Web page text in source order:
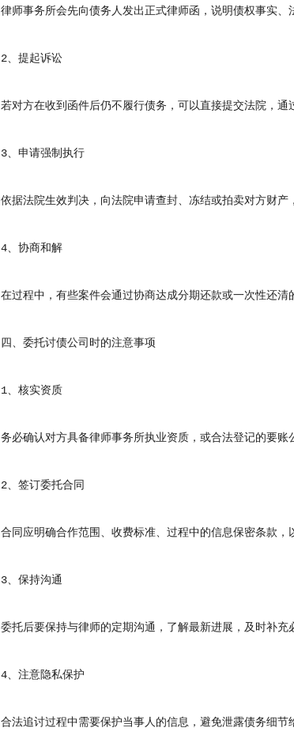
事务所会先向债务人发出正式律师函，说明债权事实、
提起诉讼
方在收到函件后仍不履行债务，可以直接提交法院，通
申请强制执行
法院生效判决，向法院申请查封、冻结或拍卖对方财产
协商和解
程中，有些案件会通过协商达成分期还款或一次性还清
委托讨债公司时的注意事项
核实资质
确认对方具备律师事务所执业资质，或合法登记的要账
签订委托合同
应明确合作范围、收费标准、过程中的信息保密条款，
保持沟通
后要保持与律师的定期沟通，了解最新进展，及时补充
注意隐私保护
追讨过程中需要保护当事人的信息，避免泄露债务细节